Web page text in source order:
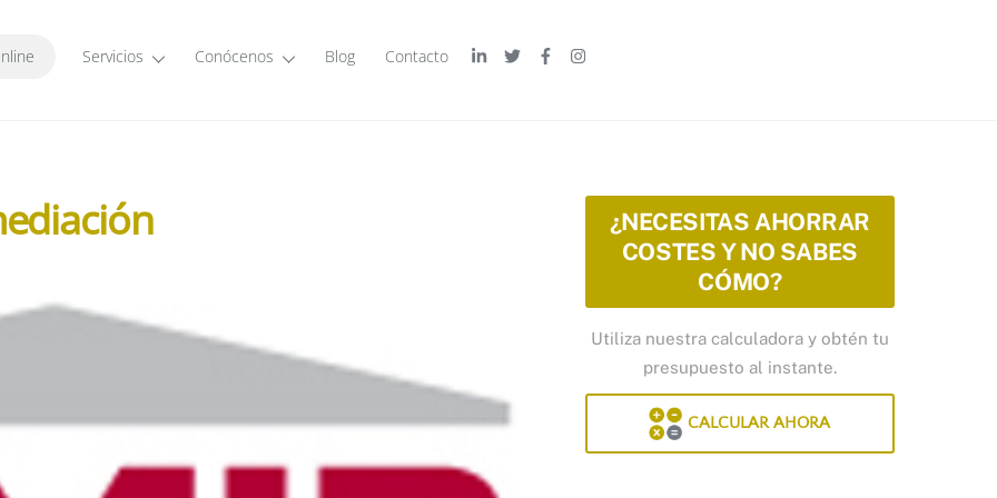
LinkedinTwitterFacebook
Servicios Conócenos Blog Contacto
¿NECESITAS AHORRAR
COSTES Y NO SABES
CÓMO?
Utiliza nuestra calculadora y obtén tu
presupuesto al instante.
CALCULAR AHORA